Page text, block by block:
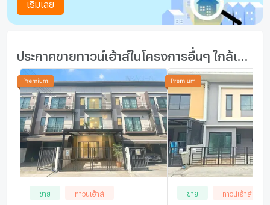
เริ่มเลย
ขาย ทาวน์เฮ้าส์ ขาย ทาวน์เฮ้าส์